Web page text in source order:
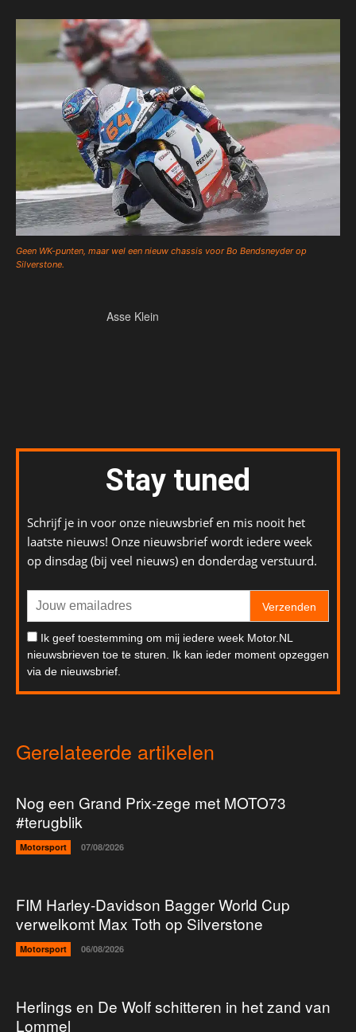
Geen WK-punten, maar wel een nieuw chassis voor Bo Bendsneyder op
Silverstone.
Asse Klein
Stay tuned
Schrijf je in voor onze nieuwsbrief en mis nooit het
laatste nieuws! Onze nieuwsbrief wordt iedere week
op dinsdag (bij veel nieuws) en donderdag verstuurd.
Verzenden
Ik geef toestemming om mij iedere week Motor.NL
nieuwsbrieven toe te sturen. Ik kan ieder moment opzeggen
via de nieuwsbrief.
Gerelateerde artikelen
Nog een Grand Prix-zege met MOTO73
#terugblik
Motorsport 07/08/2026
FIM Harley-Davidson Bagger World Cup
verwelkomt Max Toth op Silverstone
Motorsport 06/08/2026
Herlings en De Wolf schitteren in het zand van
Lommel